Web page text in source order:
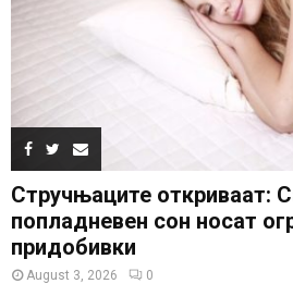
Стручњаците откриваат:
попладневен сон носат
придобивки
August 3, 2026 0